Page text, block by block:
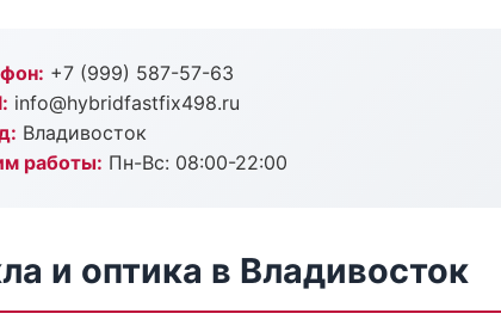
+7 (999) 587-57-63
info@hybridfastfix498.ru
Владивосток
работы: Пн-Вс: 08:00-22:00
и оптика в Владивосток